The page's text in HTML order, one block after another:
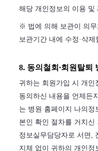
해당 개인정보의 이용 및
※ 법에 의해 보관이 의
보관기간 내에 수정·삭제
8. 동의철회∙회원탈퇴
귀하는 회원가입 시 개인
동의하신 내용을 언제든
는 병원 홈페이지 나의정
본인 확인 절차를 거치신
정보실무담당자로 서면,
지체 없이 귀하의 개인